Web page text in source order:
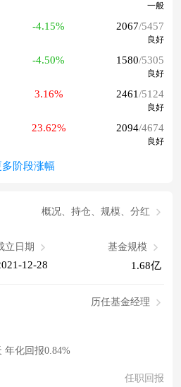
一般
-4.15% 2067/5457
良好
-4.50% 1580/5305
良好
3.16% 2461/5124
良好
23.62% 2094/4674
良好
多阶段涨幅
概况、持仓、规模、分红
立日期
12-28
基金规模
1.68亿
历任基金经理
年化回报0.84%
任职回报